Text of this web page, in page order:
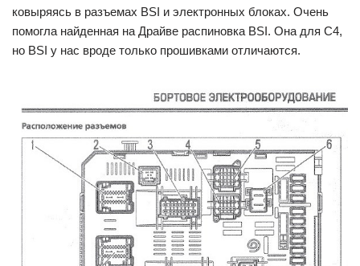
ковыряясь в разъемах BSI и электронных блоках. Очень
помогла найденная на Драйве распиновка BSI. Она для C4,
но BSI у нас вроде только прошивками отличаются.